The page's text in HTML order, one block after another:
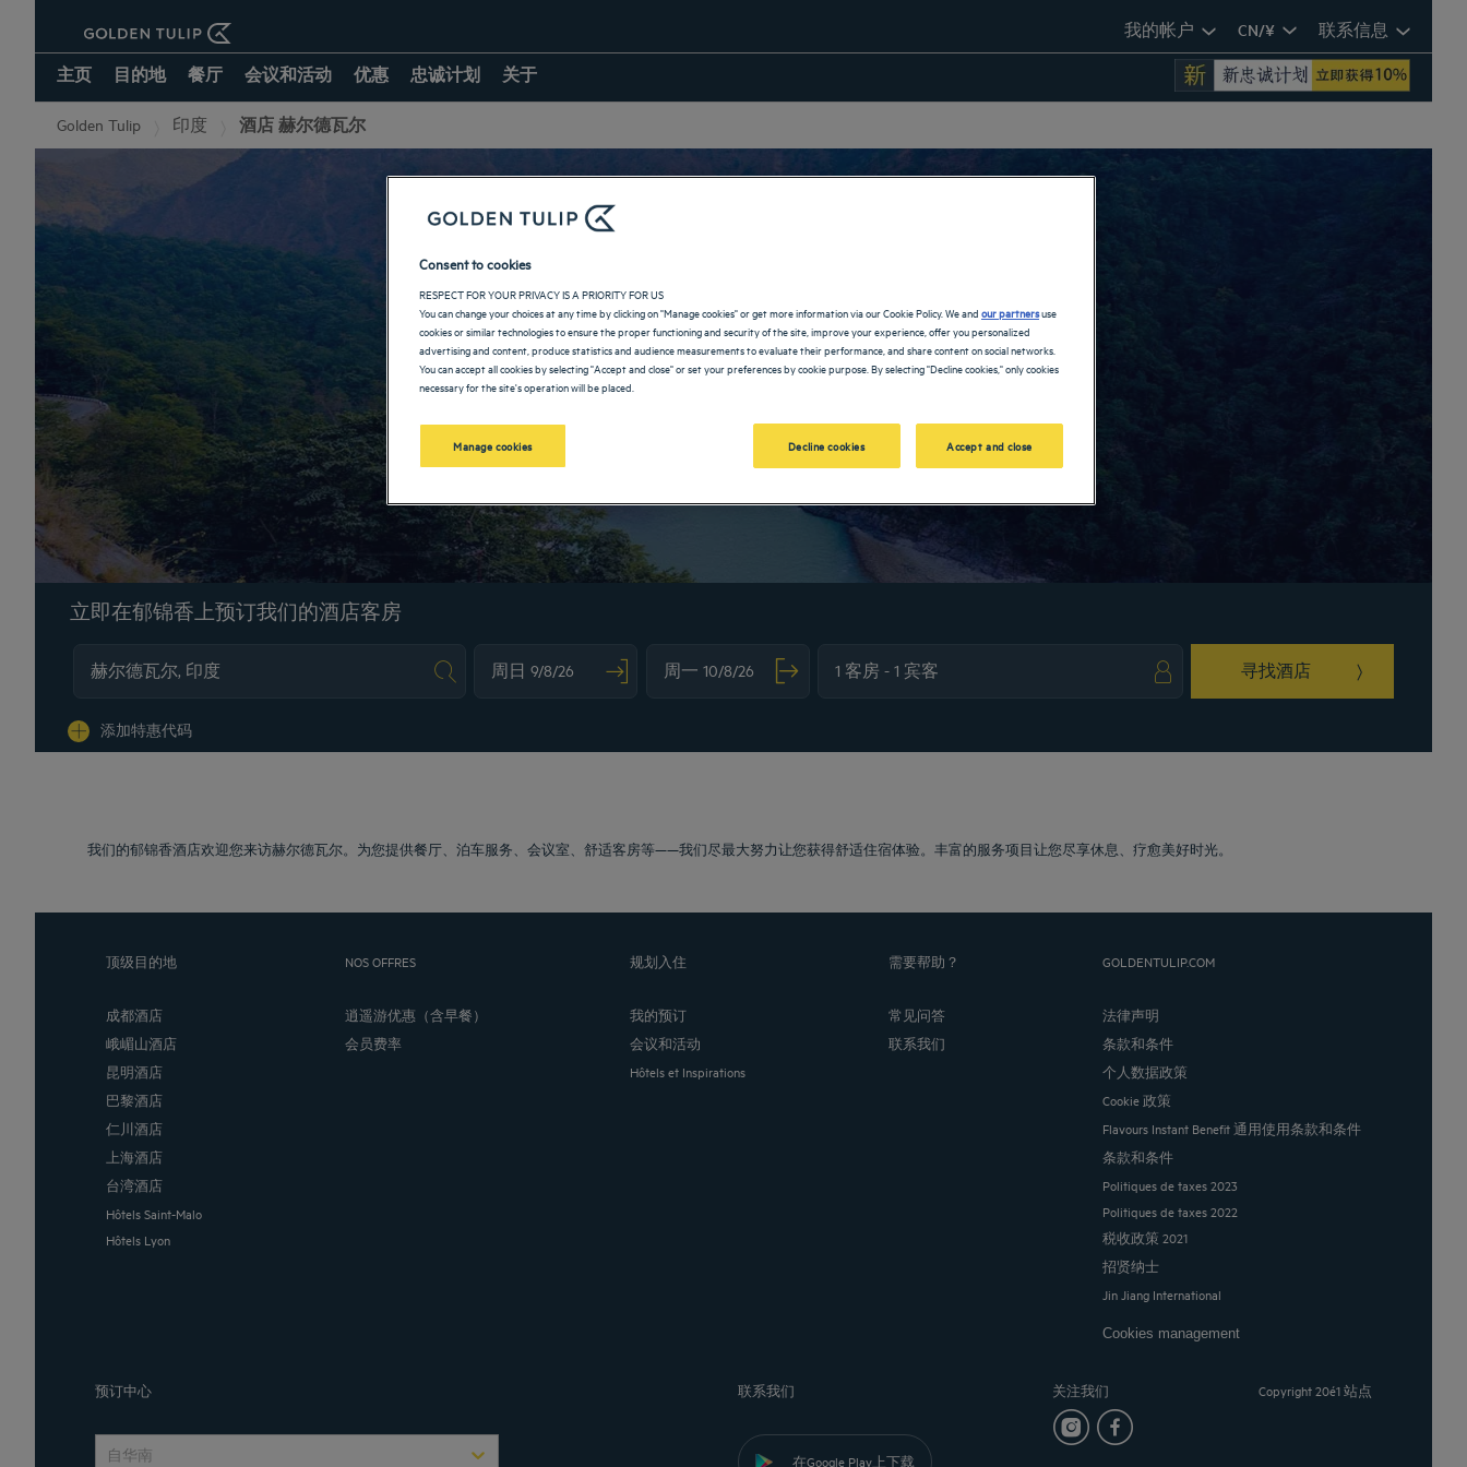
我的帐户 CN/¥ 联系信息
主页 目的地 餐厅 会议和活动 优惠 忠诚计划 关于
Golden Tulip 印度 酒店 赫尔德瓦尔
赫尔德瓦尔的酒店
立即在郁锦香上预订我们的酒店客房
寻找酒店
添加特惠代码
我们的郁锦香酒店欢迎您来访赫尔德瓦尔。为您提供餐厅、泊车服务、会议室、舒适客房等——我们尽最大努力让您获得舒适住宿体验。丰富的服务项目让您尽享休息、疗愈美好时光。
顶级目的地
成都酒店
峨嵋山酒店
昆明酒店
巴黎酒店
仁川酒店
上海酒店
台湾酒店
Hôtels Saint-Malo
Hôtels Lyon
NOS OFFRES
逍遥游优惠（含早餐）
会员费率
规划入住
我的预订
会议和活动
Hôtels et Inspirations
需要帮助？
常见问答
联系我们
GOLDENTULIP.COM
法律声明
条款和条件
个人数据政策
Cookie 政策
Flavours Instant Benefit 通用使用条款和条件
条款和条件
Politiques de taxes 2023
Politiques de taxes 2022
税收政策 2021
招贤纳士
Jin Jiang International
Cookies management
预订中心
自华南
联系我们
在Google Play上下载
关注我们 Copyright 20é1 站点
Consent to cookies
RESPECT FOR YOUR PRIVACY IS A PRIORITY FOR US
You can change your choices at any time by clicking on "Manage cookies" or get more information via our Cookie Policy. We andour partnersuse
cookies or similar technologies to ensure the proper functioning and security of the site, improve your experience, offer you personalized
advertising and content, produce statistics and audience measurements to evaluate their performance, and share content on social networks.
You can accept all cookies by selecting "Accept and close" or set your preferences by cookie purpose. By selecting "Decline cookies," only cookies
necessary for the site's operation will be placed.
Manage cookies Decline cookies Accept and close